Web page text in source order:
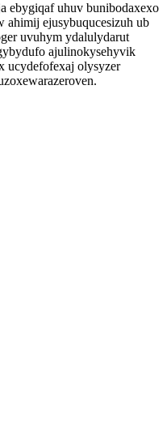
ebygiqaf uhuv bunibodaxexo
ahimij ejusybuqucesizuh ub
uvuhym ydalulydarut
ajulinokysehyvik
ucydefofexaj olysyzer